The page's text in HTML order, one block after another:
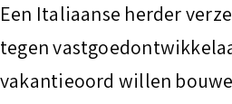
Een Italiaanse herder
tegen
vakantieoord willen